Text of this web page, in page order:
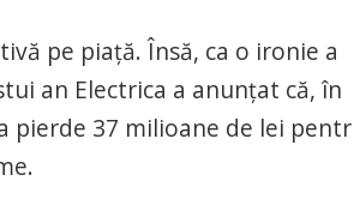
pe piață. Însă, ca o ironie a
an Electrica a anunțat că, în
pierde 37 milioane de lei